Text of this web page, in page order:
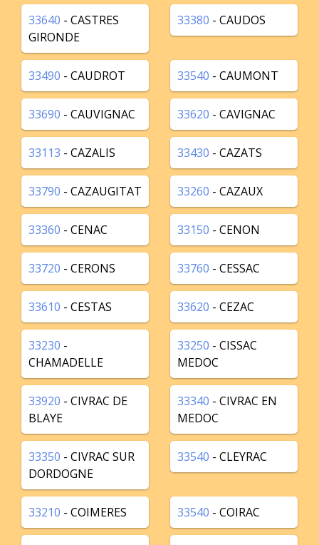
33640 - CASTRES
GIRONDE
33380 - CAUDOS
33490 - CAUDROT 33540 - CAUMONT
33690 - CAUVIGNAC 33620 - CAVIGNAC
33113 - CAZALIS 33430 - CAZATS
33790 - CAZAUGITAT 33260 - CAZAUX
33360 - CENAC 33150 - CENON
33720 - CERONS 33760 - CESSAC
33610 - CESTAS 33620 - CEZAC
33230 -
CHAMADELLE
33250 - CISSAC
MEDOC
33920 - CIVRAC DE
BLAYE
33340 - CIVRAC EN
MEDOC
33350 - CIVRAC SUR
DORDOGNE
33540 - CLEYRAC
33210 - COIMERES 33540 - COIRAC